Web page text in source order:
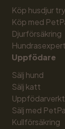
Köp husdjur
Köp med
Djurförsäkring
Uppfödare
Sälj hund
Sälj katt
Sälj med
Kullförsäkring